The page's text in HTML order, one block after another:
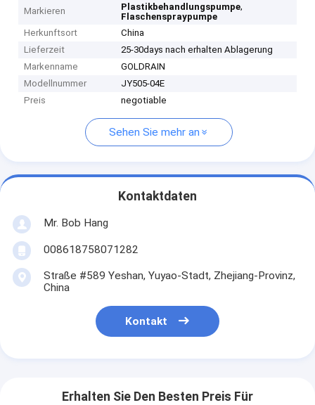
Markieren Plastikbehandlungspumpe,
Flaschenspraypumpe
Herkunftsort
China
Lieferzeit
25-30days nach erhalten Ablagerung
Markenname
GOLDRAIN
Modellnummer
JY505-04E
Preis
negotiable
Sehen Sie mehr an
Kontaktdaten
Mr. Bob Hang
008618758071282
Straße #589 Yeshan, Yuyao-Stadt, Zhejiang-Provinz,
China
Kontakt
Erhalten Sie Den Besten Preis Für